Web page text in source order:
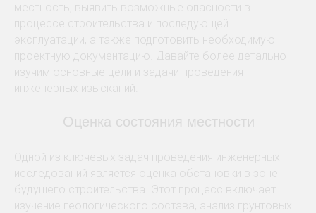
местность, выявить возможные опасности в
процессе строительства и последующей
эксплуатации, а также подготовить необходимую
проектную документацию. Давайте более детально
изучим основные цели и задачи проведения
инженерных изысканий.
Оценка состояния местности
Одной из ключевых задач проведения инженерных
исследований является оценка обстановки в зоне
будущего строительства. Этот процесс включает
изучение геологического состава, анализ грунтовых